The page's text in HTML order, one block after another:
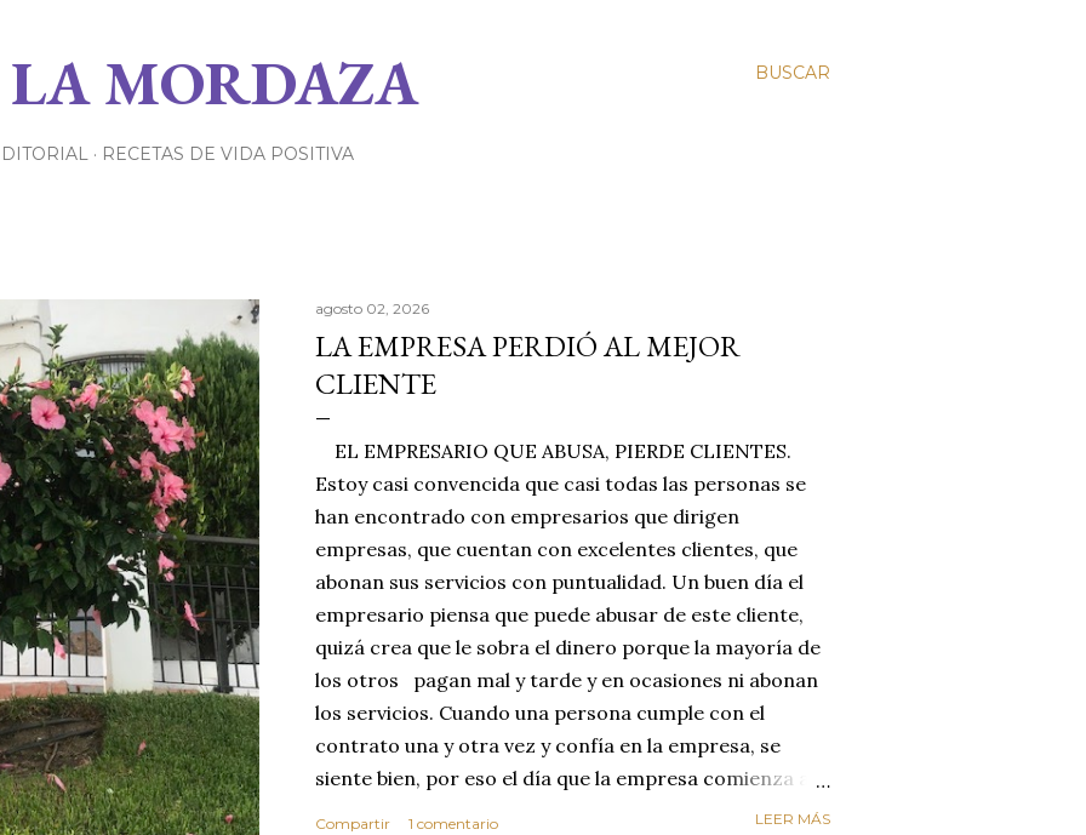
BUSCAR
MORDAZA
RECETAS DE VIDA POSITIVA
agosto 02, 2026
LA EMPRESA PERDIÓ AL MEJOR
CLIENTE
EL EMPRESARIO QUE ABUSA, PIERDE CLIENTES.
Estoy casi convencida que casi todas las personas se
han encontrado con empresarios que dirigen
empresas, que cuentan con excelentes clientes, que
abonan sus servicios con puntualidad. Un buen día el
empresario piensa que puede abusar de este cliente,
quizá crea que le sobra el dinero porque la mayoría de
los otros pagan mal y tarde y en ocasiones ni abonan
los servicios. Cuando una persona cumple con el
contrato una y otra vez y confía en la empresa, se
siente bien, por eso el día que la empresa comienza a
Compartir 1 comentario LEER MÁS